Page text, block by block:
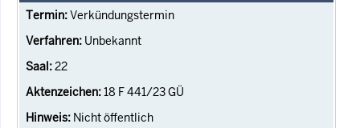
Verkündungstermin
Unbekannt
22
18 F 441/23 GÜ
Nicht öffentlich